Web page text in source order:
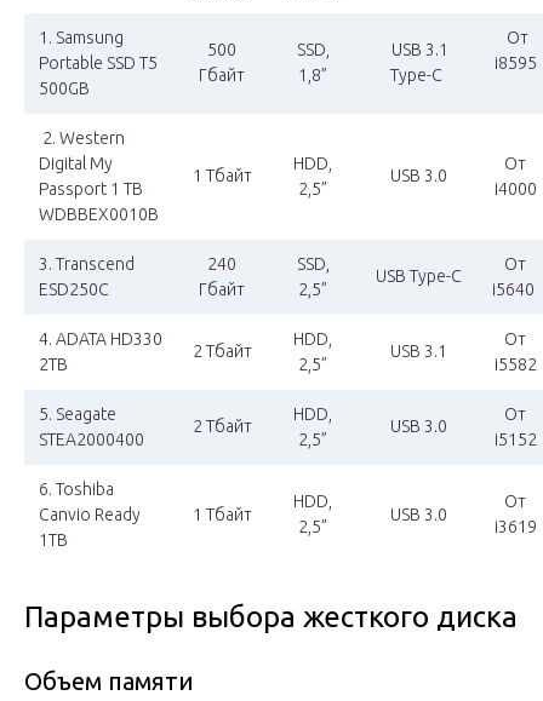
1. Samsung
Portable SSD T5
500GB
500
Гбайт
SSD,
1,8”
USB 3.1
Type-C
От
i8595
2. Western
Digital My
Passport 1 TB
WDBBEX0010B
1 Тбайт
HDD,
2,5”
USB 3.0
От
i4000
3. Transcend
ESD250C
240
Гбайт
SSD,
2,5”
USB Type-C
От
i5640
4. ADATA HD330
2TB
2 Тбайт
HDD,
2,5”
USB 3.1
От
i5582
5. Seagate
STEA2000400
2 Тбайт
HDD,
2,5”
USB 3.0
От
i5152
6. Toshiba
Canvio Ready
1TB
1 Тбайт
HDD,
2,5”
USB 3.0
От
i3619
Параметры выбора жесткого диска
Объем памяти